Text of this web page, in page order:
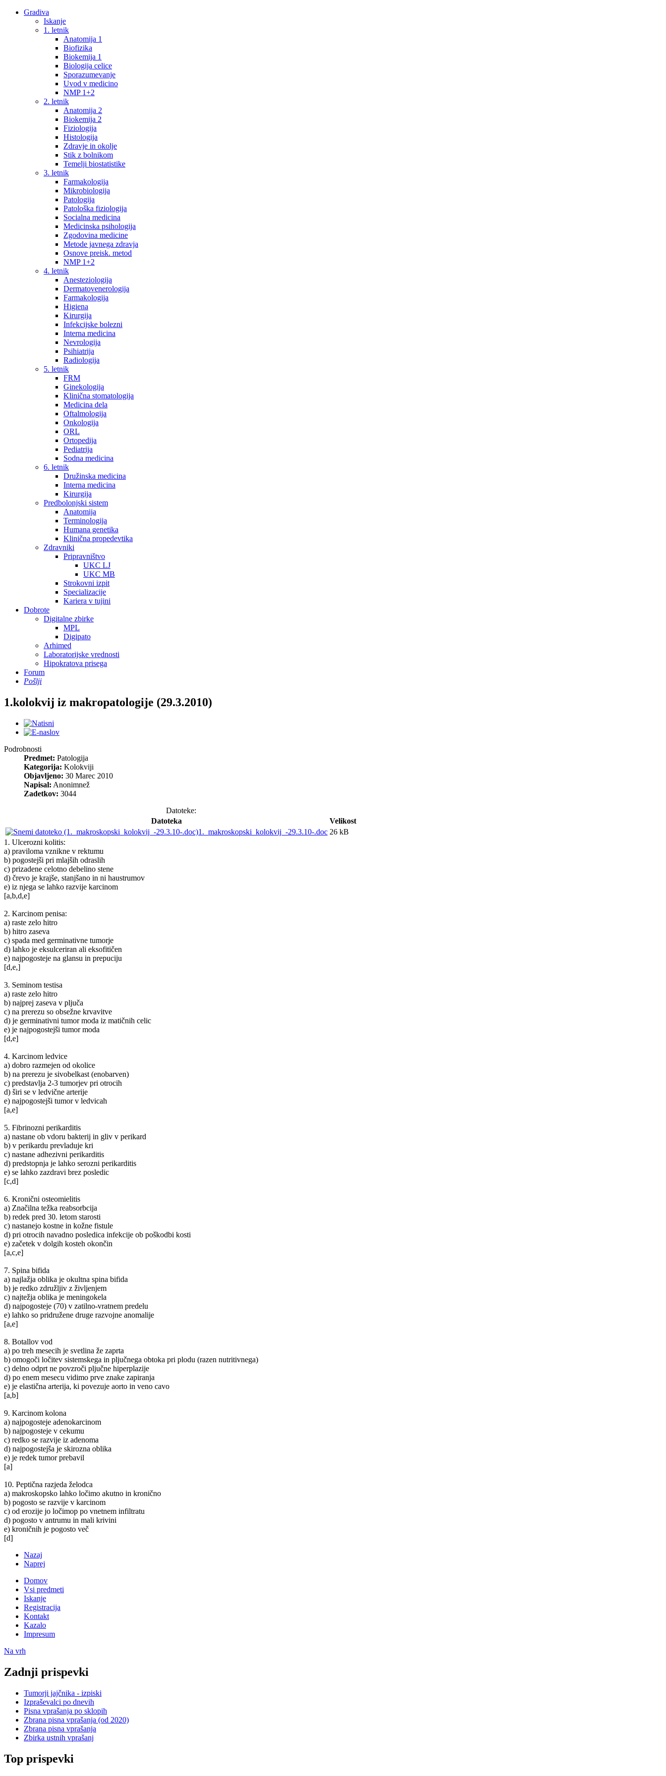
Gradiva
Iskanje
1. letnik
Anatomija 1
Biofizika
Biokemija 1
Biologija celice
Sporazumevanje
Uvod v medicino
NMP 1+2
2. letnik
Anatomija 2
Biokemija 2
Fiziologija
Histologija
Zdravje in okolje
Stik z bolnikom
Temelji biostatistike
3. letnik
Farmakologija
Mikrobiologija
Patologija
Patološka fiziologija
Socialna medicina
Medicinska psihologija
Zgodovina medicine
Metode javnega zdravja
Osnove preisk. metod
NMP 1+2
4. letnik
Anesteziologija
Dermatovenerologija
Farmakologija
Higiena
Kirurgija
Infekcijske bolezni
Interna medicina
Nevrologija
Psihiatrija
Radiologija
5. letnik
FRM
Ginekologija
Klinična stomatologija
Medicina dela
Oftalmologija
Onkologija
ORL
Ortopedija
Pediatrija
Sodna medicina
6. letnik
Družinska medicina
Interna medicina
Kirurgija
Predbolonjski sistem
Anatomija
Terminologija
Humana genetika
Klinična propedevtika
Zdravniki
Pripravništvo
UKC LJ
UKC MB
Strokovni izpit
Specializacije
Kariera v tujini
Dobrote
Digitalne zbirke
MPL
Digipato
Arhimed
Laboratorijske vrednosti
Hipokratova prisega
Forum
Pošlji
1.kolokvij iz makropatologije (29.3.2010)
Podrobnosti
Predmet: Patologija
Kategorija: Kolokviji
Objavljeno: 30 Marec 2010
Napisal: Anonimnež
Zadetkov: 3044
Datoteke:
Datoteka
Velikost
1._makroskopski_kolokvij_-29.3.10-.doc 26 kB
1. Ulcerozni kolitis:
a) praviloma vznikne v rektumu
b) pogostejši pri mlajših odraslih
c) prizadene celotno debelino stene
d) črevo je krajše, stanjšano in ni haustrumov
e) iz njega se lahko razvije karcinom
[a,b,d,e]
2. Karcinom penisa:
a) raste zelo hitro
b) hitro zaseva
c) spada med germinativne tumorje
d) lahko je eksulceriran ali eksofitičen
e) najpogosteje na glansu in prepuciju
[d,e,]
3. Seminom testisa
a) raste zelo hitro
b) najprej zaseva v pljuča
c) na prerezu so obsežne krvavitve
d) je germinativni tumor moda iz matičnih celic
e) je najpogostejši tumor moda
[d,e]
4. Karcinom ledvice
a) dobro razmejen od okolice
b) na prerezu je sivobelkast (enobarven)
c) predstavlja 2-3 tumorjev pri otrocih
d) širi se v ledvične arterije
e) najpogostejši tumor v ledvicah
[a,e]
5. Fibrinozni perikarditis
a) nastane ob vdoru bakterij in gliv v perikard
b) v perikardu prevladuje kri
c) nastane adhezivni perikarditis
d) predstopnja je lahko serozni perikarditis
e) se lahko zazdravi brez posledic
[c,d]
6. Kronični osteomielitis
a) Značilna težka reabsorbcija
b) redek pred 30. letom starosti
c) nastanejo kostne in kožne fistule
d) pri otrocih navadno posledica infekcije ob poškodbi kosti
e) začetek v dolgih kosteh okončin
[a,c,e]
7. Spina bifida
a) najlažja oblika je okultna spina bifida
b) je redko združljiv z življenjem
c) najtežja oblika je meningokela
d) najpogosteje (70) v zatilno-vratnem predelu
e) lahko so pridružene druge razvojne anomalije
[a,e]
8. Botallov vod
a) po treh mesecih je svetlina že zaprta
b) omogoči ločitev sistemskega in pljučnega obtoka pri plodu (razen nutritivnega)
c) delno odprt ne povzroči pljučne hiperplazije
d) po enem mesecu vidimo prve znake zapiranja
e) je elastična arterija, ki povezuje aorto in veno cavo
[a,b]
9. Karcinom kolona
a) najpogosteje adenokarcinom
b) najpogosteje v cekumu
c) redko se razvije iz adenoma
d) najpogostejša je skirozna oblika
e) je redek tumor prebavil
[a]
10. Peptična razjeda želodca
a) makroskopsko lahko ločimo akutno in kronično
b) pogosto se razvije v karcinom
c) od erozije jo ločimop po vnetnem infiltratu
d) pogosto v antrumu in mali krivini
e) kroničnih je pogosto več
[d]
Nazaj
Naprej
Domov
Vsi predmeti
Iskanje
Registracija
Kontakt
Kazalo
Impresum
Na vrh
Zadnji prispevki
Tumorji jajčnika - izpiski
Izpraševalci po dnevih
Pisna vprašanja po sklopih
Zbrana pisna vprašanja (od 2020)
Zbrana pisna vprašanja
Zbirka ustnih vprašanj
Top prispevki